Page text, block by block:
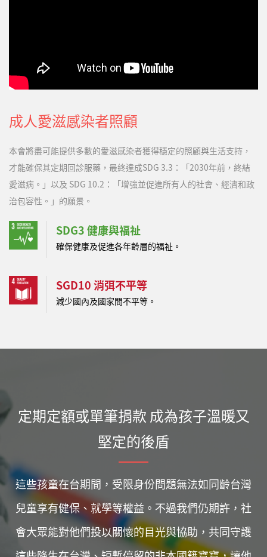
成人愛滋感染者照顧
本會將盡可能提供多數的愛滋感染者獲得穩定的照顧與生活支持，
才能確保其定期回診服藥，最終達成SDG 3.3：「2030年前，終結
愛滋病。」以及 SDG 10.2：「增強並促進所有人的社會、經濟和政
治包容性。」的願景。
SDG3 健康與福祉
確保健康及促進各年齡層的福祉。
SGD10 消弭不平等
減少國內及國家間不平等。
定期定額或單筆捐款 成為孩子溫暖又
堅定的後盾
這些孩童在台期間，受限身份問題無法如同齡台灣
兒童享有健保、就學等權益。不過我們仍期許，社
會大眾能對他們投以關懷的目光與協助，共同守護